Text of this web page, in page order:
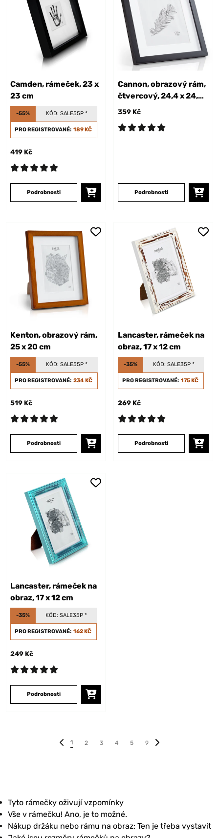
Camden, rámeček, 23 x
23 cm
-55% KÓD: SALE55P*
PRO REGISTROVANÉ: 189 KČ
419 Kč
Podrobnosti
Cannon, obrazový rám,
čtvercový, 24,4 x 24,4
cm
359 Kč
Podrobnosti
Kenton, obrazový rám,
25 x 20 cm
-55% KÓD: SALE55P *
PRO REGISTROVANÉ: 234 KČ
519 Kč
Podrobnosti
Lancaster, rámeček na
obraz, 17 x 12 cm
-35% KÓD: SALE35P*
PRO REGISTROVANÉ: 175 KČ
269 Kč
Podrobnosti
Lancaster, rámeček na
obraz, 17 x 12 cm
-35% KÓD: SALE35P *
PRO REGISTROVANÉ: 162 KČ
249 Kč
Podrobnosti
1 2 3 4 5 9
Tyto rámečky oživují vzpomínky
Vše v rámečku! Ano, je to možné.
Nákup držáku nebo rámu na obraz: Ten je třeba vystavit